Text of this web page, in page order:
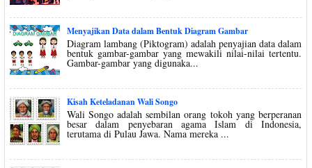
Menyajikan Data dalam Bentuk Diagram Gambar
Diagram lambang (Piktogram) adalah penyajian data dalam
bentuk gambar-gambar yang mewakili nilai-nilai tertentu.
Gambar-gambar yang digunaka...
Kisah Keteladanan Wali Songo
Wali Songo adalah sembilan orang tokoh yang berperanan
besar dalam penyebaran agama Islam di Indonesia,
terutama di Pulau Jawa. Nama mereka ...